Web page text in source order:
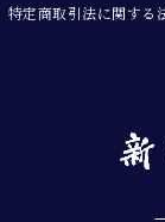
特定商取引法に関する